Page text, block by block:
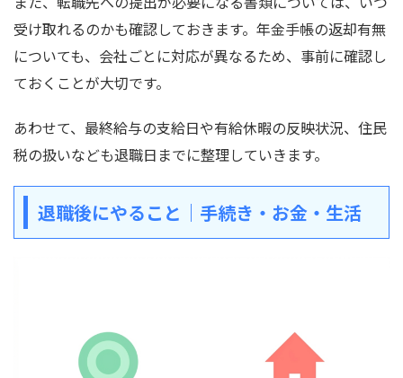
受け取れるのかも確認しておきます。年金手帳の返却有無
についても、会社ごとに対応が異なるため、事前に確認し
ておくことが大切です。
あわせて、最終給与の支給日や有給休暇の反映状況、住民
税の扱いなども退職日までに整理していきます。
退職後にやること｜手続き・お金・生活